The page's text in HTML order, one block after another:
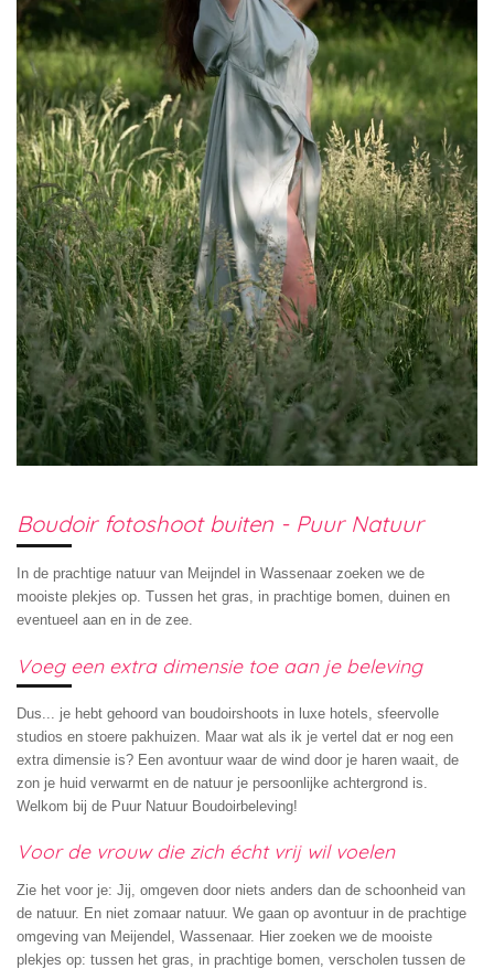
Boudoir fotoshoot buiten - Puur Natuur
In de prachtige natuur van Meijndel in Wassenaar zoeken we de
mooiste plekjes op. Tussen het gras, in prachtige bomen, duinen en
eventueel aan en in de zee.
Voeg een extra dimensie toe aan je beleving
Dus... je hebt gehoord van boudoirshoots in luxe hotels, sfeervolle
studios en stoere pakhuizen. Maar wat als ik je vertel dat er nog een
extra dimensie is? Een avontuur waar de wind door je haren waait, de
zon je huid verwarmt en de natuur je persoonlijke achtergrond is.
Welkom bij de Puur Natuur Boudoirbeleving!
Voor de vrouw die zich écht vrij wil voelen
Zie het voor je: Jij, omgeven door niets anders dan de schoonheid van
de natuur. En niet zomaar natuur. We gaan op avontuur in de prachtige
omgeving van Meijendel, Wassenaar. Hier zoeken we de mooiste
plekjes op: tussen het gras, in prachtige bomen, verscholen tussen de